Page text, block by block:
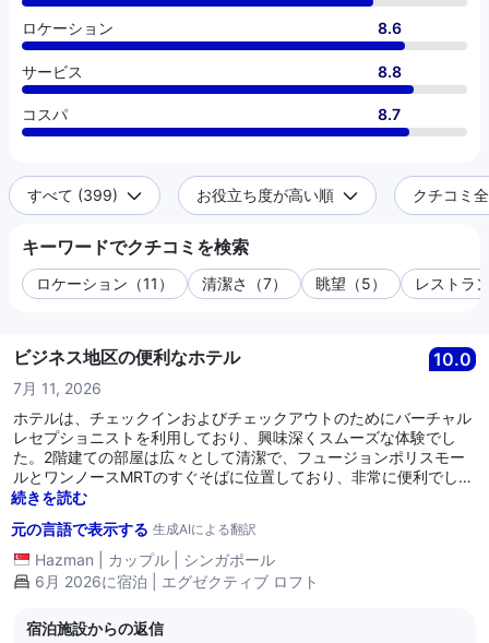
ロケーション 8.6
サービス 8.8
コスパ 8.7
すべて (399) お役立ち度が高い順 クチコミ
キーワードでクチコミを検索
ロケーション（11） 清潔さ（7） 眺望（5） レストラ
ビジネス地区の便利なホテル 10.0
7月 11, 2026
ホテルは、チェックインおよびチェックアウトのためにバーチャル
レセプショニストを利用しており、興味深くスムーズな体験でし
た。2階建ての部屋は広々として清潔で、フュージョンポリスモー
ルとワンノースMRTのすぐそばに位置しており、非常に便利でし
た。 このホテルのアパートメントスタイルのコンセプトが好きで、
快適な滞在ができ、家族や友人におすすめします！
続きを読む
元の言語で表示する 生成AIによる翻訳
Hazman カップル
シンガポール
6月 2026に宿泊 | エグゼクティブ ロフト
宿泊施設からの返信